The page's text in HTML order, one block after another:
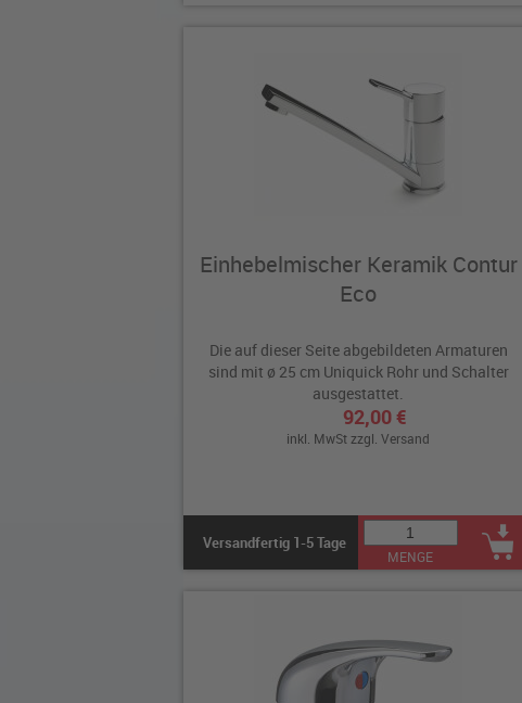
Einhebelmischer Keramik Contur
Eco
Die auf dieser Seite abgebildeten Armaturen
sind mit ø 25 cm Uniquick Rohr und Schalter
ausgestattet.
92,00 €
inkl. MwSt zzgl.Versand
Versandfertig 1-5 Tage
MENGE